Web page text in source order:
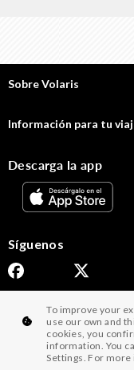
Sobre Volaris
Información para tu
Descarga la app
Síguenos
® 2026 Volaris y su
To improve your
use our own and
cookies, you
information. You
Settings. For